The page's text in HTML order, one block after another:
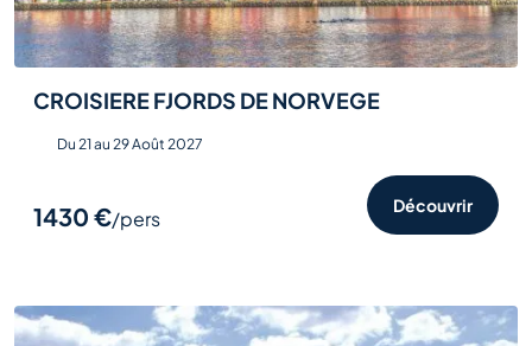
CROISIERE FJORDS DE NORVEGE
Du 21 au 29 Août 2027
1430 €/pers
Découvrir